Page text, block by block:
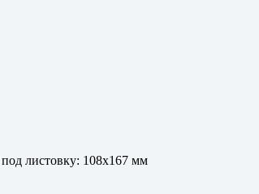
листовку: 108x167 мм